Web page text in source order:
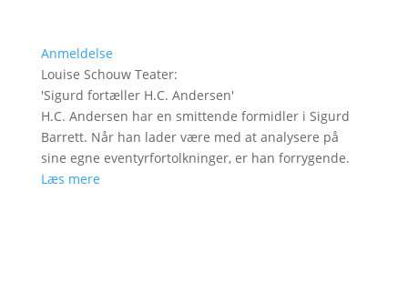
Anmeldelse
Louise Schouw Teater:
'Sigurd fortæller H.C. Andersen'
H.C. Andersen har en smittende formidler i Sigurd
Barrett. Når han lader være med at analysere på
sine egne eventyrfortolkninger, er han forrygende.
Læs mere